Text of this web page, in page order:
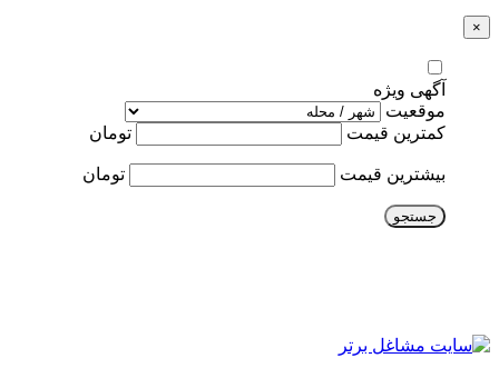
×
آگهی ویژه
موقعیت
کمترین قیمت
تومان
بیشترین قیمت تومان
جستجو